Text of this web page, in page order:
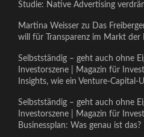
Studie: Native Advertising
Martina Weisser zu Das
will für Transparenz im Markt der
Selbstständig – geht auch ohne
Investorszene | Magazin für
Insights, wie ein Venture-
Selbstständig – geht auch ohne
Investorszene | Magazin für
Businessplan: Was genau ist das?